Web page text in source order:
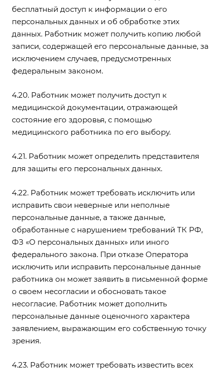
бесплатный доступ к информации о его
персональных данных и об обработке этих
данных. Работник может получить копию любой
записи, содержащей его персональные данные, за
исключением случаев, предусмотренных
федеральным законом.
4.20. Работник может получить доступ к
медицинской документации, отражающей
состояние его здоровья, с помощью
медицинского работника по его выбору.
4.21. Работник может определить представителя
для защиты его персональных данных.
4.22. Работник может требовать исключить или
исправить свои неверные или неполные
персональные данные, а также данные,
обработанные с нарушением требований ТК РФ,
ФЗ «О персональных данных» или иного
федерального закона. При отказе Оператора
исключить или исправить персональные данные
работника он может заявить в письменной форме
о своем несогласии и обосновать такое
несогласие. Работник может дополнить
персональные данные оценочного характера
заявлением, выражающим его собственную точку
зрения.
4.23. Работник может требовать известить всех